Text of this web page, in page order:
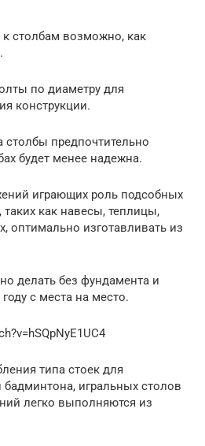
столбам возможно, как
по диаметру для
конструкции.
столбы предпочтительно
будет менее надежна.
играющих роль подсобных
таких как навесы, теплицы,
оптимально изготавливать из
делать без фундамента и
с места на место.
типа стоек для
игральных столов
легко выполняются из